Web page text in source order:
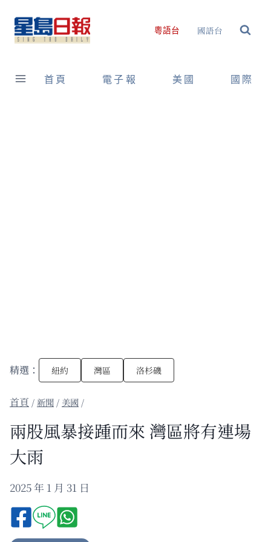
content
粵語台 國語台
首頁 電子報 美國 國際
精選： 紐約 灣區 洛杉磯
/新聞 / 美國 /
兩股風暴接踵而來 灣區將有連場
大雨
2025 年 1 月 31 日